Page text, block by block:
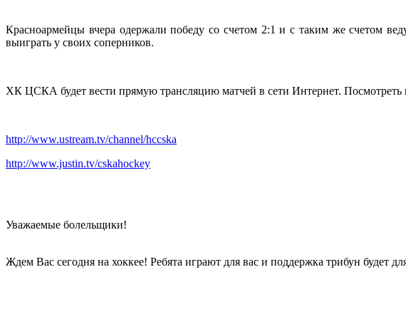
Красноармейцы вчера одержали победу со счетом 2:1 и с таким же счетом
выиграть у своих соперников.
ХК ЦСКА будет вести прямую трансляцию матчей в сети Интернет.
http://www.ustream.tv/channel/hccska
http://www.justin.tv/cskahockey
Уважаемые болельщики!
Ждем Вас сегодня на хоккее! Ребята играют для вас и поддержка трибун будет